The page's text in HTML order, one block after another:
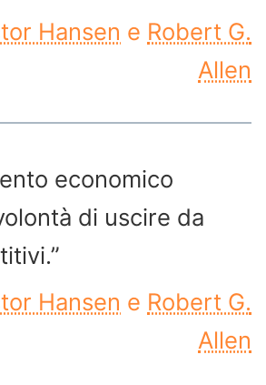
Hansen e Robert G.
Allen
economico
di uscire da
Hansen e Robert G.
Allen